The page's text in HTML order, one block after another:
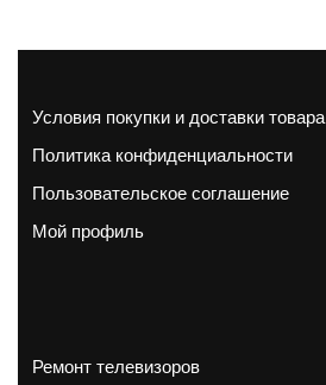
Условия покупки и доставки товара
Политика конфиденциальности
Пользовательское соглашение
Мой профиль
Ремонт телевизоров